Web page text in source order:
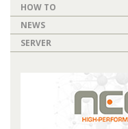
HOW TO
NEWS
SERVER